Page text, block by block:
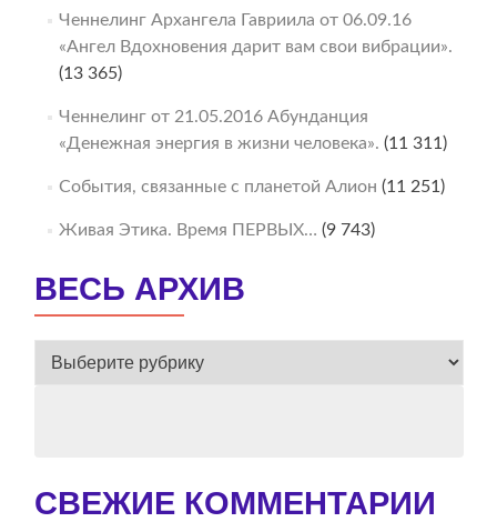
Ченнелинг Архангела Гавриила от 06.09.16
«Ангел Вдохновения дарит вам свои вибрации».
(13 365)
Ченнелинг от 21.05.2016 Абунданция
«Денежная энергия в жизни человека». (11 311)
События, связанные с планетой Алион (11 251)
Живая Этика. Время ПЕРВЫХ… (9 743)
ВЕСЬ АРХИВ
ВЕСЬ
СВЕЖИЕ КОММЕНТАРИИ